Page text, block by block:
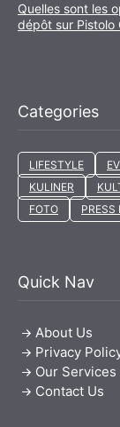
Quelles sont les
dépôt sur Pistolo
Categories
LIFESTYLE
KULINER
FOTO
PRESS
Quick Nav
About Us
Privacy
Our Services
Contact Us